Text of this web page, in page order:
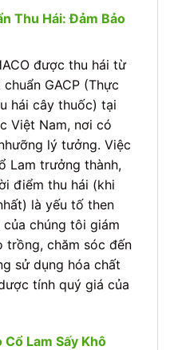
Thu Hái: Đảm Bảo
được thu hái từ
GACP (Thực
hái cây thuốc) tại
Việt Nam, nơi có
lý tưởng. Việc
Lam trưởng thành,
điểm thu hái (khi
là yếu tố then
chúng tôi giám
trồng, chăm sóc đến
sử dụng hóa chất
tính quý giá của
Lam Sấy Khô